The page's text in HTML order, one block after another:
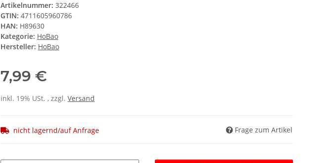
Artikelnummer: 322466
GTIN: 4711605960786
HAN: H89630
Kategorie: HoBao
Hersteller: HoBao
7,99 €
inkl. 19% USt. , zzgl. Versand
nicht lagernd/auf Anfrage Frage zum Artikel